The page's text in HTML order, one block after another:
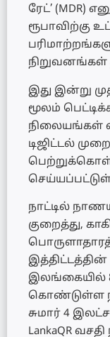
ரேட்’ (MDR)
ரூபாவிற்கு
நிறுவனங்கள்
இது இன்று
மூலம்
நிலையங்கள்
டிஜிட்டல்
நாட்டில்
குறைத்து,
இலங்கையில்
கொண்டுள்ள
சுமார் 4
LankaQR